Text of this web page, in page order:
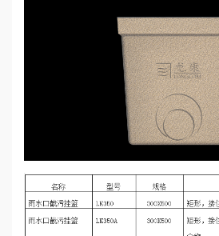
中